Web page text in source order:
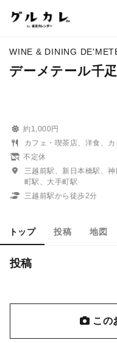
WINE & DINING
デーメテール千
約1,000円
カフェ・喫茶店、洋食、カ
不定休
三越前駅、新日本橋駅、
町駅、大手町駅
三越前駅から徒歩2分
トップ 投稿 地図
投稿
この